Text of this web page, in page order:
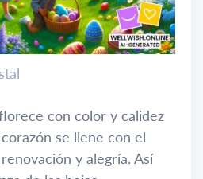
con color y calidez
se llene con el
y alegría. Así